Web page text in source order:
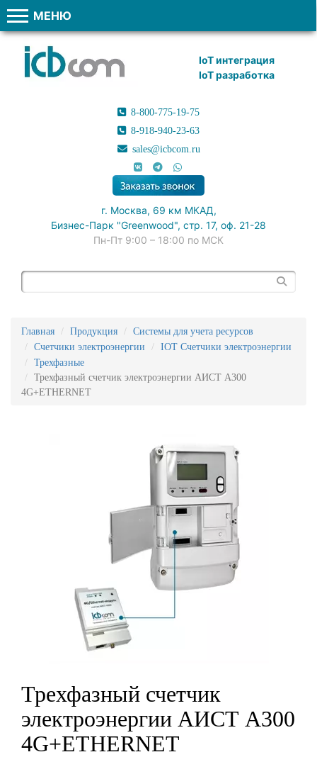
МЕНЮ
IoT интеграция
IoT разработка
8-800-775-19-75
8-918-940-23-63
sales@icbcom.ru
г. Москва, 69 км МКАД,
Бизнес-Парк "Greenwood", стр. 17, оф. 21-28
Пн-Пт 9:00 – 18:00 по МСК
Главная Продукция
Системы для учета ресурсов
Счетчики электроэнергии
IOT Счетчики электроэнергии
Трехфазные
Трехфазный счетчик электроэнергии АИСТ А300
4G+ETHERNET
Трехфазный счетчик
электроэнергии АИСТ А300
4G+ETHERNET